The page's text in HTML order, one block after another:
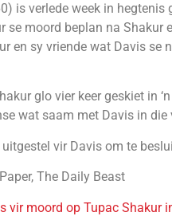
is verlede week in
se moord beplan na
en sy vriende wat Davis se
glo vier keer geskiet in
wat saam met Davis in die
vir Davis om te
The Daily Beast
vir moord op Tupac Shakur